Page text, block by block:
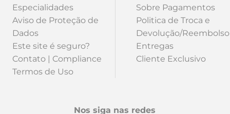
Especialidades
Aviso de Proteção de
Dados
Este site é seguro?
Contato | Compliance
Termos de Uso
Sobre Pagamentos
Politica de Troca e
Devolução/Reembolso
Entregas
Cliente Exclusivo
Nos siga nas redes